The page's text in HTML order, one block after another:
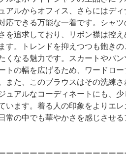
アルからオフィス、さらにはデ
応できる万能な一着です。シャ
を追求しており、リボン襟は控
す。トレンドを抑えつつも飽きの
くなる魅力です。スカートやパ
トの幅を広げるため、ワードロ
また、このブラウスはその洗練さ
ュアルなコーディネートにも、
います。着る人の印象をよりエレ
常の中でも華やかさを感じさせ
ーーーーーーーーーーーーーー